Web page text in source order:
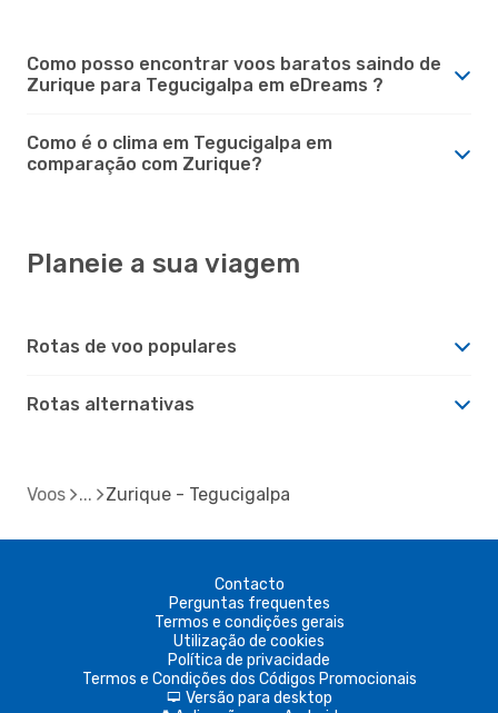
Como posso encontrar voos baratos saindo de
Zurique para Tegucigalpa em eDreams ?
Como é o clima em Tegucigalpa em
comparação com Zurique?
Planeie a sua viagem
Rotas de voo populares
Rotas alternativas
Voos Zurique - Tegucigalpa
Contacto
Perguntas frequentes
Termos e condições gerais
Utilização de cookies
Política de privacidade
Termos e Condições dos Códigos Promocionais
d Versão para desktop